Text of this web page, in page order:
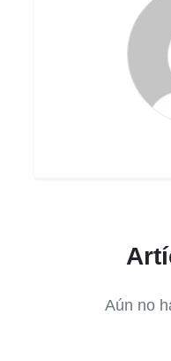
Aún no